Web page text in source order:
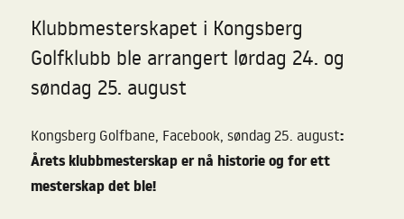
Klubbmesterskapet i Kongsberg
Golfklubb ble arrangert lørdag 24. og
søndag 25. august
Kongsberg Golfbane, Facebook, søndag 25. august:
Årets klubbmesterskap er nå historie og for ett
mesterskap det ble!